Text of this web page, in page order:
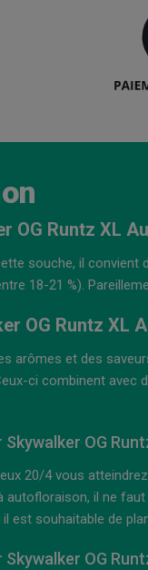
OG Runtz XL
souche, il convient
18-21 %).
OG Runtz XL
arômes et des
ci combinent avec
OG
20/4 vous
autofloraison, il ne
il est souhaitable de
OG